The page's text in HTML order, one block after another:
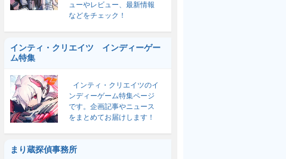
ューやレビュー、最新情報
などをチェック！
インティ・クリエイツ インディーゲー
ム特集
インティ・クリエイツのイ
ンディーゲーム特集ページ
です。企画記事やニュース
をまとめてお届けします！
まり蔵探偵事務所